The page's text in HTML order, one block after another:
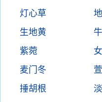
灯心草
生地黄
紫菀
麦门冬
捶胡根